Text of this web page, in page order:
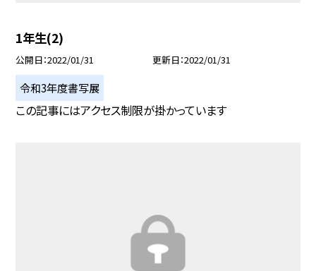
1年生(2)
公開日 2022/01/31 更新日 2022/01/31
令和3年度書写展
この記事にはアクセス制限が掛かっています